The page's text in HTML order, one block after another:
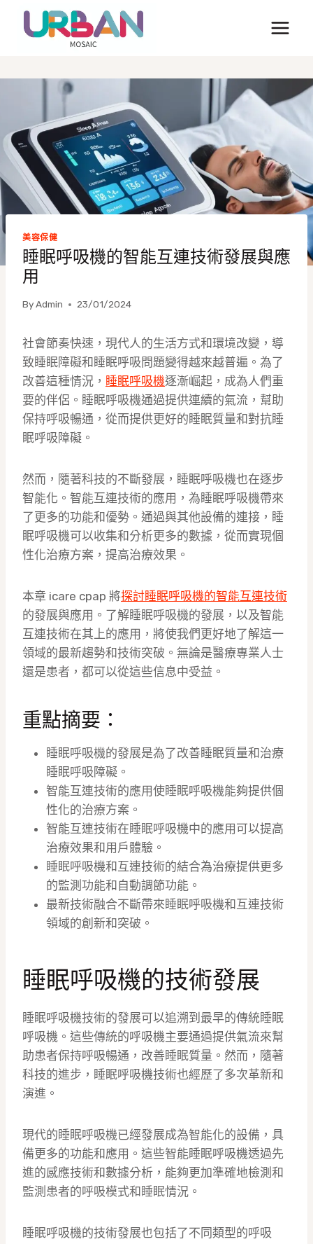
美容保健
睡眠呼吸機的智能互連技術發展與應
用
ByAdmin 23/01/2024
社會節奏快速，現代人的生活方式和環境改變，導
致睡眠障礙和睡眠呼吸問題變得越來越普遍。為了
改善這種情況， 睡眠呼吸機逐漸崛起，成為人們重
要的伴侶。睡眠呼吸機通過提供連續的氣流，幫助
保持呼吸暢通，從而提供更好的睡眠質量和對抗睡
眠呼吸障礙。
然而，隨著科技的不斷發展，睡眠呼吸機也在逐步
智能化。智能互連技術的應用，為睡眠呼吸機帶來
了更多的功能和優勢。通過與其他設備的連接，睡
眠呼吸機可以收集和分析更多的數據，從而實現個
性化治療方案，提高治療效果。
本章 icare cpap 將探討睡眠呼吸機的智能互連技術
的發展與應用。了解睡眠呼吸機的發展，以及智能
互連技術在其上的應用，將使我們更好地了解這一
領域的最新趨勢和技術突破。無論是醫療專業人士
還是患者，都可以從這些信息中受益。
重點摘要：
睡眠呼吸機的發展是為了改善睡眠質量和治療
睡眠呼吸障礙。
智能互連技術的應用使睡眠呼吸機能夠提供個
性化的治療方案。
智能互連技術在睡眠呼吸機中的應用可以提高
治療效果和用戶體驗。
睡眠呼吸機和互連技術的結合為治療提供更多
的監測功能和自動調節功能。
最新技術融合不斷帶來睡眠呼吸機和互連技術
領域的創新和突破。
睡眠呼吸機的技術發展
睡眠呼吸機技術的發展可以追溯到最早的傳統睡眠
呼吸機。這些傳統的呼吸機主要通過提供氣流來幫
助患者保持呼吸暢通，改善睡眠質量。然而，隨著
科技的進步，睡眠呼吸機技術也經歷了多次革新和
演進。
現代的睡眠呼吸機已經發展成為智能化的設備，具
備更多的功能和應用。這些智能睡眠呼吸機透過先
進的感應技術和數據分析，能夠更加準確地檢測和
監測患者的呼吸模式和睡眠情況。
睡眠呼吸機的技術發展也包括了不同類型的呼吸